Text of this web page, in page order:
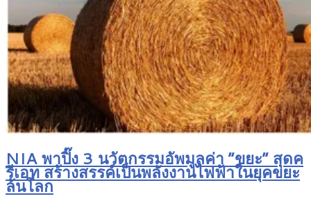
NIA พาปิ๊ง 3 นวัตกรรมอัพมูลค่า “ขยะ” สุดค
รีเอท สร้างสรรค์เป็นพลังงานไฟฟ้าในยุคขยะ
ล้นโลก